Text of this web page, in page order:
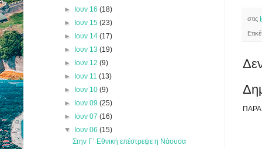
στις
► Ιουν 16 (18)
► Ιουν 15 (23)
► Ιουν 14 (17)
► Ιουν 13 (19)
► Ιουν 12 (9)
► Ιουν 11 (13)
► Ιουν 10 (9)
► Ιουν 09 (25)
► Ιουν 07 (16)
▼ Ιουν 06 (15)
Στην Γ΄ Εθνική επέστρεψε η Νάουσα